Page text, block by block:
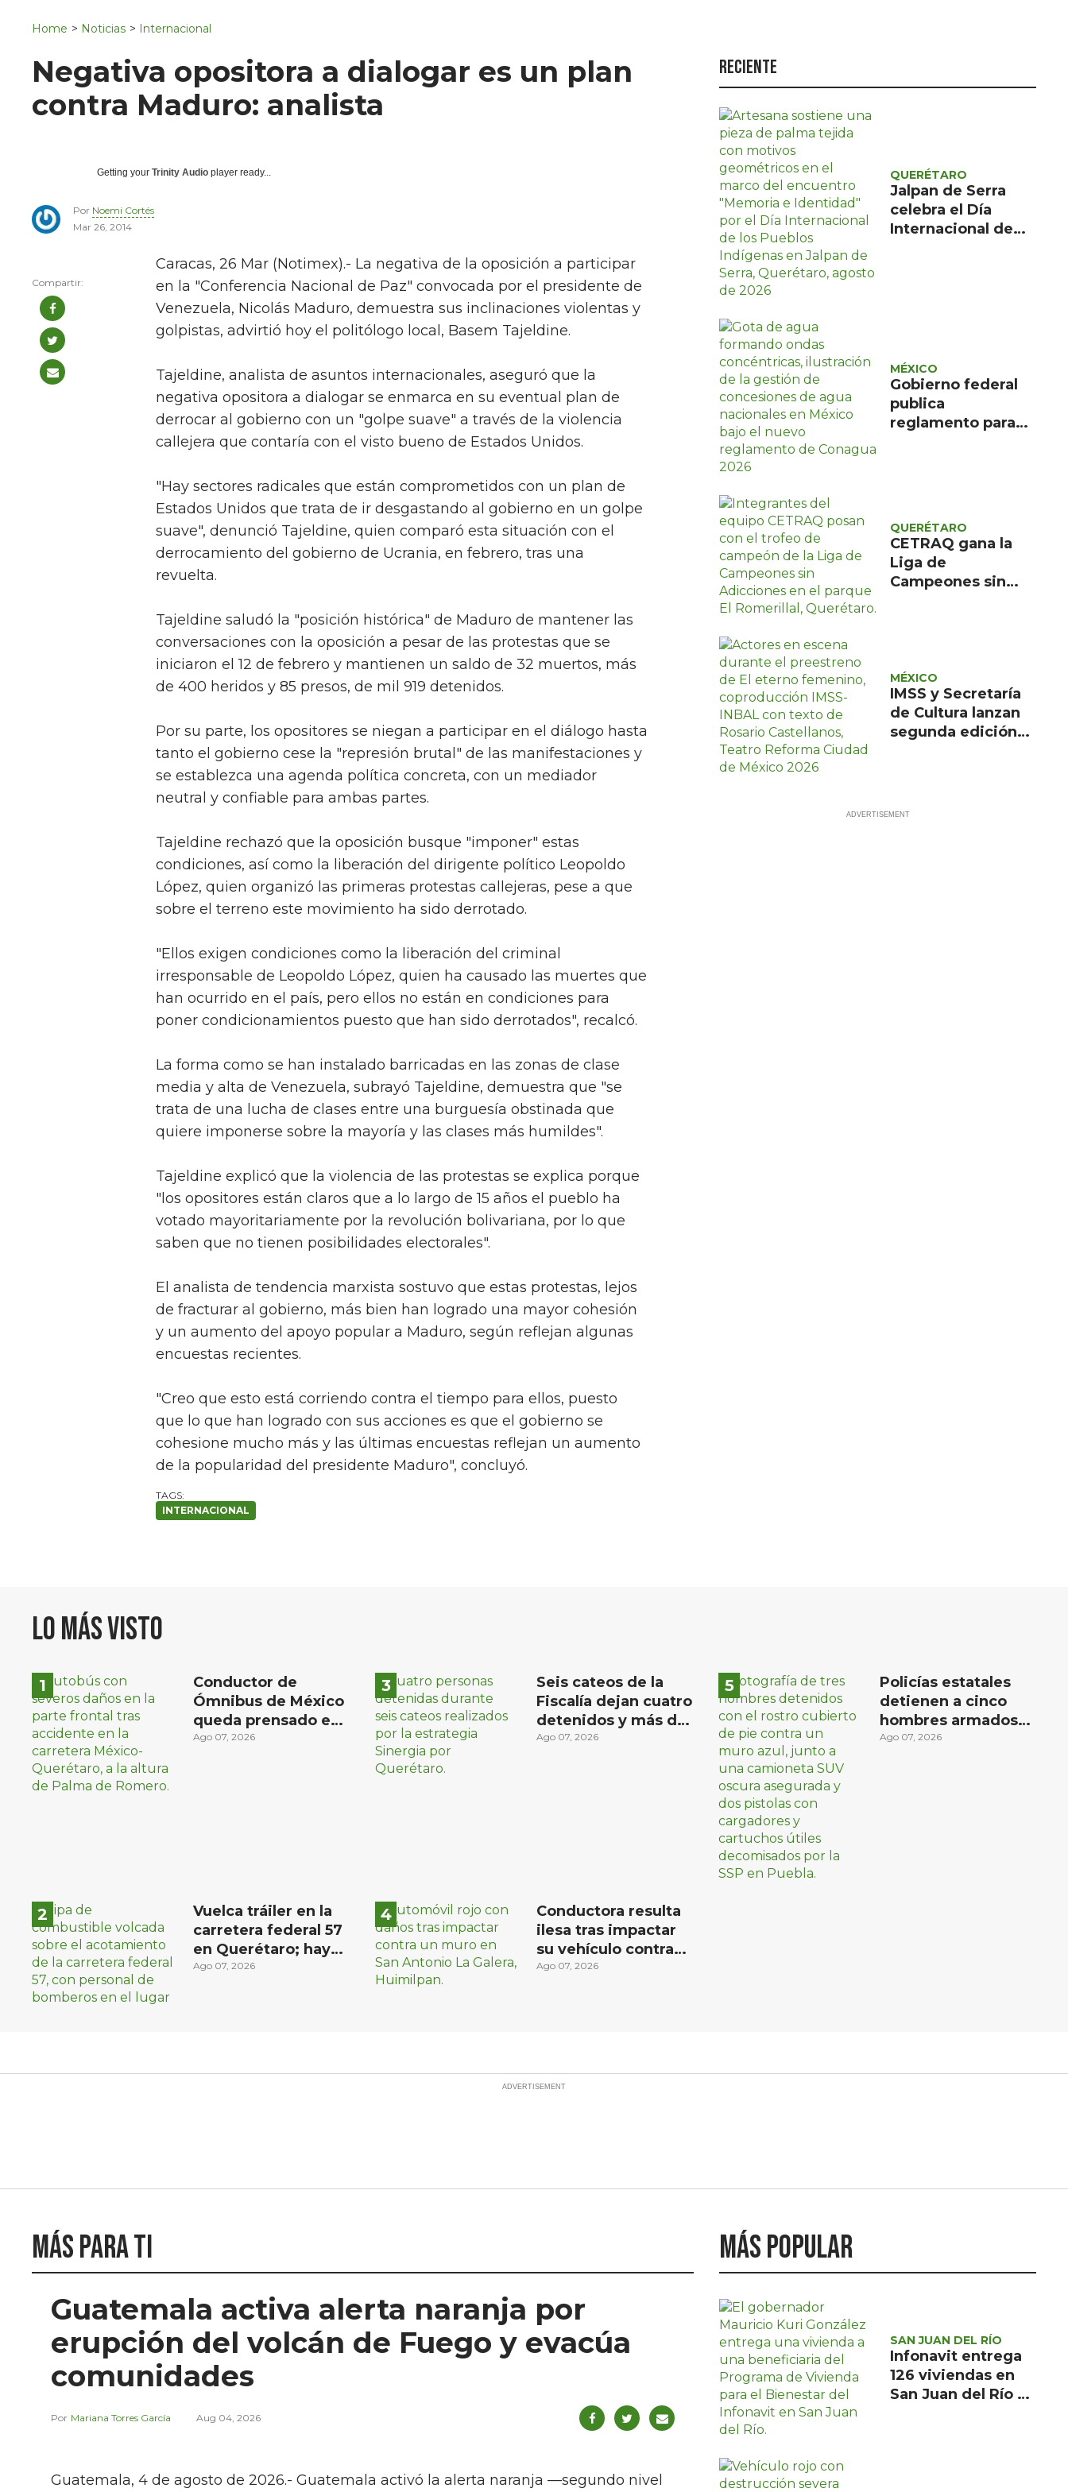
Política
Turismo
Estilo de vida
Opinión
Home > Noticias > Internacional
Negativa opositora a dialogar es un plan
contra Maduro: analista
Getting your Trinity Audio player ready...
Por Noemi Cortés
Mar 26, 2014
Caracas, 26 Mar (Notimex).- La negativa de la oposición a participar
en la "Conferencia Nacional de Paz" convocada por el presidente de
Venezuela, Nicolás Maduro, demuestra sus inclinaciones violentas y
golpistas, advirtió hoy el politólogo local, Basem Tajeldine.
Tajeldine, analista de asuntos internacionales, aseguró que la
negativa opositora a dialogar se enmarca en su eventual plan de
derrocar al gobierno con un "golpe suave" a través de la violencia
callejera que contaría con el visto bueno de Estados Unidos.
"Hay sectores radicales que están comprometidos con un plan de
Estados Unidos que trata de ir desgastando al gobierno en un golpe
suave", denunció Tajeldine, quien comparó esta situación con el
derrocamiento del gobierno de Ucrania, en febrero, tras una
revuelta.
Tajeldine saludó la "posición histórica" de Maduro de mantener las
conversaciones con la oposición a pesar de las protestas que se
iniciaron el 12 de febrero y mantienen un saldo de 32 muertos, más
de 400 heridos y 85 presos, de mil 919 detenidos.
Por su parte, los opositores se niegan a participar en el diálogo hasta
tanto el gobierno cese la "represión brutal" de las manifestaciones y
se establezca una agenda política concreta, con un mediador
neutral y confiable para ambas partes.
Tajeldine rechazó que la oposición busque "imponer" estas
condiciones, así como la liberación del dirigente político Leopoldo
López, quien organizó las primeras protestas callejeras, pese a que
sobre el terreno este movimiento ha sido derrotado.
"Ellos exigen condiciones como la liberación del criminal
irresponsable de Leopoldo López, quien ha causado las muertes que
han ocurrido en el país, pero ellos no están en condiciones para
poner condicionamientos puesto que han sido derrotados", recalcó.
La forma como se han instalado barricadas en las zonas de clase
media y alta de Venezuela, subrayó Tajeldine, demuestra que "se
trata de una lucha de clases entre una burguesía obstinada que
quiere imponerse sobre la mayoría y las clases más humildes".
Tajeldine explicó que la violencia de las protestas se explica porque
"los opositores están claros que a lo largo de 15 años el pueblo ha
votado mayoritariamente por la revolución bolivariana, por lo que
saben que no tienen posibilidades electorales".
El analista de tendencia marxista sostuvo que estas protestas, lejos
de fracturar al gobierno, más bien han logrado una mayor cohesión
y un aumento del apoyo popular a Maduro, según reflejan algunas
encuestas recientes.
"Creo que esto está corriendo contra el tiempo para ellos, puesto
que lo que han logrado con sus acciones es que el gobierno se
cohesione mucho más y las últimas encuestas reflejan un aumento
de la popularidad del presidente Maduro", concluyó.
INTERNACIONAL
Reciente
QUERÉTARO
Jalpan de Serra
celebra el Día
Internacional de
MÉXICO
Gobierno federal
publica
reglamento para
QUERÉTARO
CETRAQ gana la
Liga de
Campeones sin
MÉXICO
IMSS y Secretaría
de Cultura lanzan
segunda edición
Lo más visto
Conductor de
Ómnibus de México
queda prensado en
choque con
Ago 07, 2026
Vuelca tráiler en la
carretera federal 57
en Querétaro; hay
derrame de
Ago 07, 2026
Seis cateos de la
Fiscalía dejan cuatro
detenidos y más de
mil dosis
Ago 07, 2026
Conductora resulta
ilesa tras impactar
su vehículo contra
un muro en
Ago 07, 2026
Policías estatales
detienen a cinco
hombres armados
en Puebla capital
Ago 07, 2026
Más para ti
Guatemala activa alerta naranja por
erupción del volcán de Fuego y evacúa
comunidades
Mariana Torres García Aug 04, 2026
Guatemala, 4 de agosto de 2026.- Guatemala activó la alerta naranja —segundo nivel
Más popular
SAN JUAN DEL RÍO
Infonavit entrega
126 viviendas en
San Juan del Río a